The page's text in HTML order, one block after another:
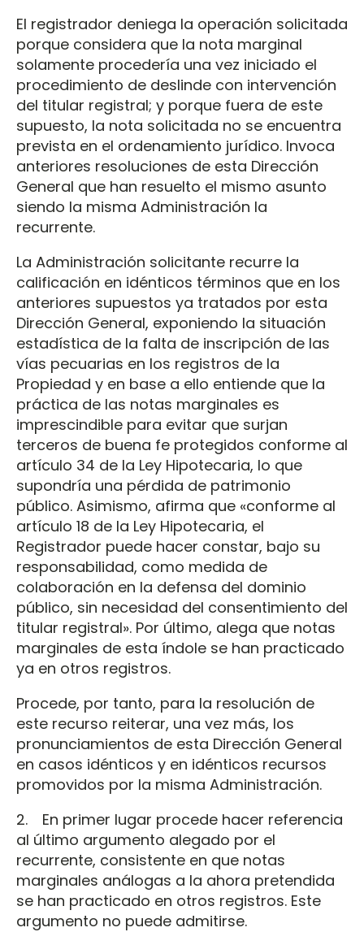
El registrador deniega la operación solicitada
porque considera que la nota marginal
solamente procedería una vez iniciado el
procedimiento de deslinde con intervención
del titular registral; y porque fuera de este
supuesto, la nota solicitada no se encuentra
prevista en el ordenamiento jurídico. Invoca
anteriores resoluciones de esta Dirección
General que han resuelto el mismo asunto
siendo la misma Administración la
recurrente.
La Administración solicitante recurre la
calificación en idénticos términos que en los
anteriores supuestos ya tratados por esta
Dirección General, exponiendo la situación
estadística de la falta de inscripción de las
vías pecuarias en los registros de la
Propiedad y en base a ello entiende que la
práctica de las notas marginales es
imprescindible para evitar que surjan
terceros de buena fe protegidos conforme al
artículo 34 de la Ley Hipotecaria, lo que
supondría una pérdida de patrimonio
público. Asimismo, afirma que «conforme al
artículo 18 de la Ley Hipotecaria, el
Registrador puede hacer constar, bajo su
responsabilidad, como medida de
colaboración en la defensa del dominio
público, sin necesidad del consentimiento del
titular registral». Por último, alega que notas
marginales de esta índole se han practicado
ya en otros registros.
Procede, por tanto, para la resolución de
este recurso reiterar, una vez más, los
pronunciamientos de esta Dirección General
en casos idénticos y en idénticos recursos
promovidos por la misma Administración.
2. En primer lugar procede hacer referencia
al último argumento alegado por el
recurrente, consistente en que notas
marginales análogas a la ahora pretendida
se han practicado en otros registros. Este
argumento no puede admitirse.